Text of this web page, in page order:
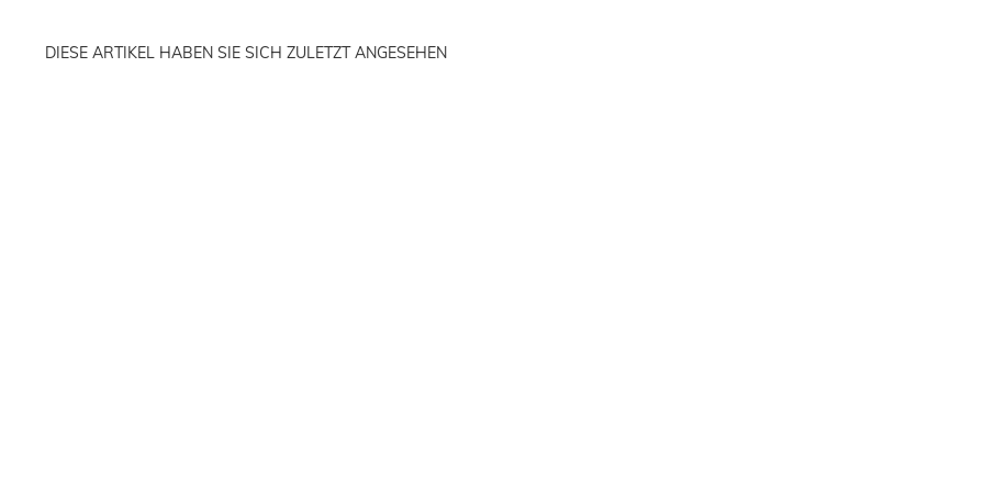
DIESE ARTIKEL HABEN SIE SICH ZULETZT ANGESEHEN